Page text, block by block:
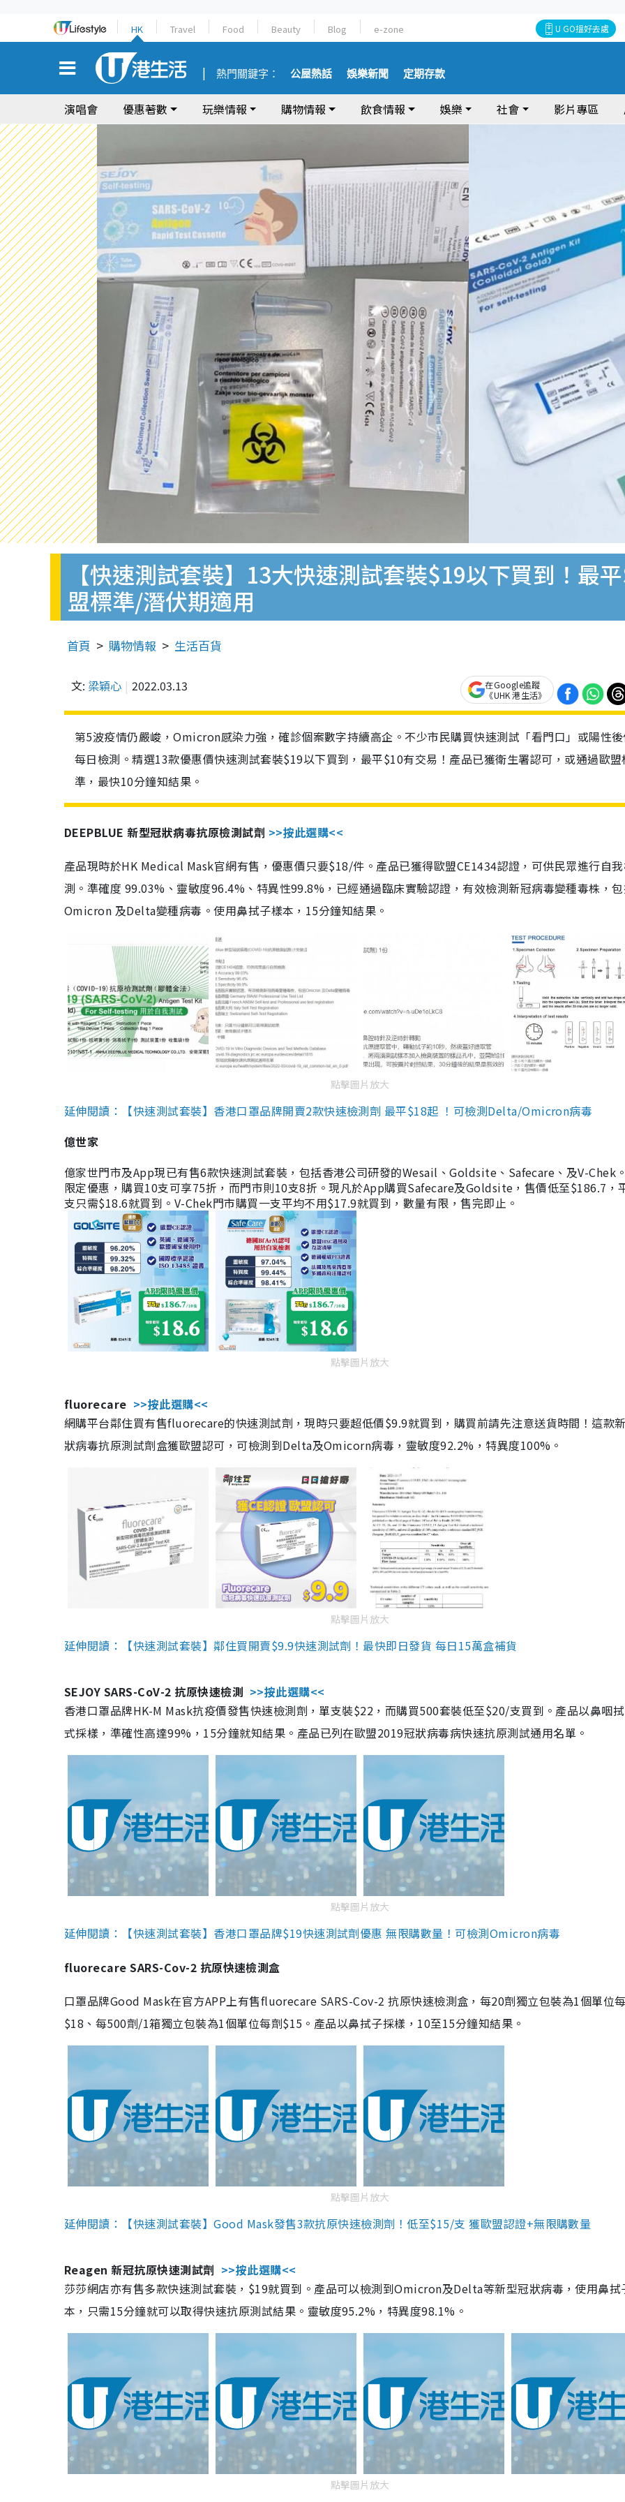
HK Travel Food Beauty Blog e-zone U GO搵好去處
熱門關鍵字： 公屋熱話 娛樂新聞 定期存款
演唱會 優惠著數 玩樂情報 購物情報 飲食情報 娛樂 社會 影片專區
【快速測試套裝】13大快速測試套裝$19以下買到！最
盟標準/潛伏期適用
首頁 購物情報 生活百貨
文: 梁穎心 2022.03.13
在Google追蹤
《UHK 港生活》
第5波疫情仍嚴峻，Omicron感染力強，確診個案數字持續高企。不少市民購買快速測試「看門口」或陽性
每日檢測。精選13款優惠價快速測試套裝$19以下買到，最平$10有交易！產品已獲衛生署認可，或通過歐盟
準，最快10分鐘知結果。
DEEPBLUE 新型冠狀病毒抗原檢測試劑 >>按此選購<<
產品現時於HK Medical Mask官網有售，優惠價只要$18/件。產品已獲得歐盟CE1434認證，可供民眾進行自
測。準確度 99.03%、靈敏度96.4%、特異性99.8%，已經通過臨床實驗認證，有效檢測新冠病毒變種毒株，
Omicron 及Delta變種病毒。使用鼻拭子樣本，15分鐘知結果。
點擊圖片放大
延伸閱讀：【快速測試套裝】香港口罩品牌開賣2款快速檢測劑 最平$18起 ！可檢測Delta/Omicron病毒
億世家
億家世門市及App現已有售6款快速測試套裝，包括香港公司研發的Wesail、Goldsite、Safecare、及V-Chek
限定優惠，購買10支可享75折，而門市則10支8折。現凡於App購買Safecare及Goldsite，售價低至$186.7，
支只需$18.6就買到。V-Chek門市購買一支平均不用$17.9就買到，數量有限，售完即止。
點擊圖片放大
fluorecare >>按此選購<<
網購平台鄰住買有售fluorecare的快速測試劑，現時只要超低價$9.9就買到，購買前請先注意送貨時間！這款
狀病毒抗原測試劑盒獲歐盟認可，可檢測到Delta及Omicorn病毒，靈敏度92.2%，特異度100%。
點擊圖片放大
延伸閱讀：【快速測試套裝】鄰住買開賣$9.9快速測試劑！最快即日發貨 每日15萬盒補貨
SEJOY SARS-CoV-2 抗原快速檢測 >>按此選購<<
香港口罩品牌HK-M Mask抗疫價發售快速檢測劑，單支裝$22，而購買500套裝低至$20/支買到。產品以鼻咽
式採樣，準確性高達99%，15分鐘就知結果。產品已列在歐盟2019冠狀病毒病快速抗原測試通用名單。
點擊圖片放大
延伸閱讀：【快速測試套裝】香港口罩品牌$19快速測試劑優惠 無限購數量！可檢測Omicron病毒
fluorecare SARS-Cov-2 抗原快速檢測盒
口罩品牌Good Mask在官方APP上有售fluorecare SARS-Cov-2 抗原快速檢測盒，每20劑獨立包裝為1個單位
$18、每500劑/1箱獨立包裝為1個單位每劑$15。產品以鼻拭子採樣，10至15分鐘知結果。
點擊圖片放大
延伸閱讀：【快速測試套裝】Good Mask發售3款抗原快速檢測劑！低至$15/支 獲歐盟認證+無限購數量
Reagen 新冠抗原快速測試劑 >>按此選購<<
莎莎網店亦有售多款快速測試套裝，$19就買到。產品可以檢測到Omicron及Delta等新型冠狀病毒，使用鼻拭
本，只需15分鐘就可以取得快速抗原測試結果。靈敏度95.2%，特異度98.1%。
點擊圖片放大